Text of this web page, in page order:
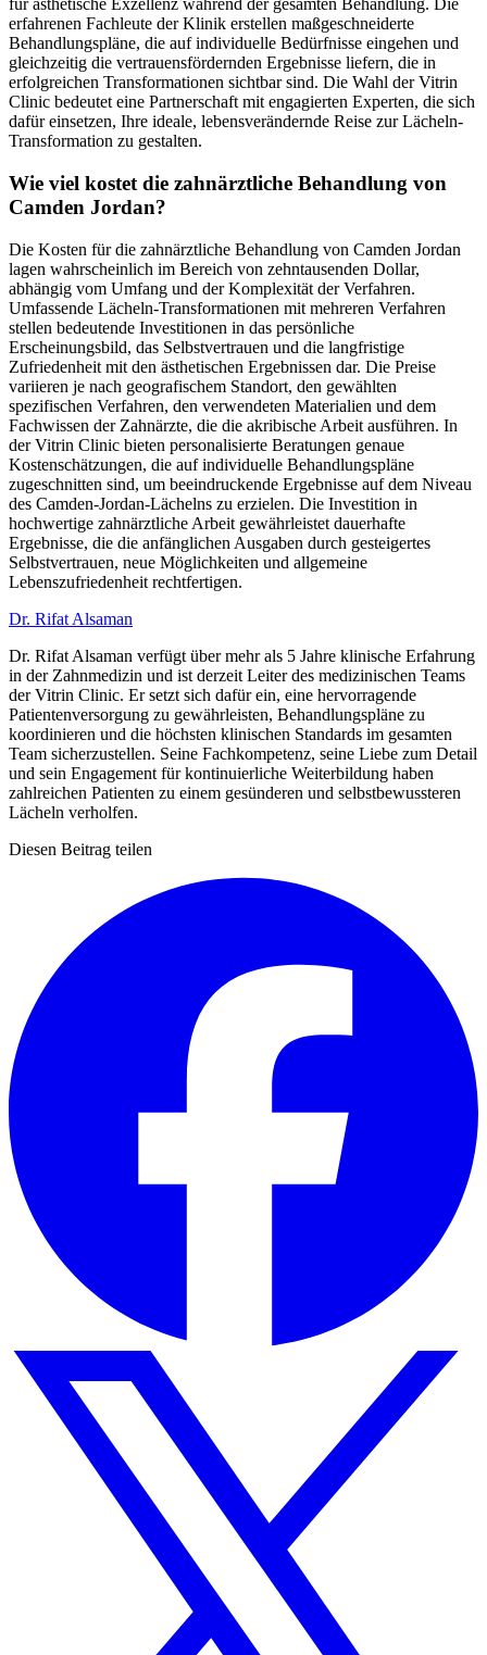
für ästhetische Exzellenz während der gesamten Behandlung. Die
erfahrenen Fachleute der Klinik erstellen maßgeschneiderte
Behandlungspläne, die auf individuelle Bedürfnisse eingehen und
gleichzeitig die vertrauensfördernden Ergebnisse liefern, die in
erfolgreichen Transformationen sichtbar sind. Die Wahl der Vitrin
Clinic bedeutet eine Partnerschaft mit engagierten Experten, die sich
dafür einsetzen, Ihre ideale, lebensverändernde Reise zur Lächeln-
Transformation zu gestalten.
Wie viel kostet die zahnärztliche Behandlung von
Camden Jordan?
Die Kosten für die zahnärztliche Behandlung von Camden Jordan
lagen wahrscheinlich im Bereich von zehntausenden Dollar,
abhängig vom Umfang und der Komplexität der Verfahren.
Umfassende Lächeln-Transformationen mit mehreren Verfahren
stellen bedeutende Investitionen in das persönliche
Erscheinungsbild, das Selbstvertrauen und die langfristige
Zufriedenheit mit den ästhetischen Ergebnissen dar. Die Preise
variieren je nach geografischem Standort, den gewählten
spezifischen Verfahren, den verwendeten Materialien und dem
Fachwissen der Zahnärzte, die die akribische Arbeit ausführen. In
der Vitrin Clinic bieten personalisierte Beratungen genaue
Kostenschätzungen, die auf individuelle Behandlungspläne
zugeschnitten sind, um beeindruckende Ergebnisse auf dem Niveau
des Camden-Jordan-Lächelns zu erzielen. Die Investition in
hochwertige zahnärztliche Arbeit gewährleistet dauerhafte
Ergebnisse, die die anfänglichen Ausgaben durch gesteigertes
Selbstvertrauen, neue Möglichkeiten und allgemeine
Lebenszufriedenheit rechtfertigen.
Dr. Rifat Alsaman
Dr. Rifat Alsaman verfügt über mehr als 5 Jahre klinische Erfahrung
in der Zahnmedizin und ist derzeit Leiter des medizinischen Teams
der Vitrin Clinic. Er setzt sich dafür ein, eine hervorragende
Patientenversorgung zu gewährleisten, Behandlungspläne zu
koordinieren und die höchsten klinischen Standards im gesamten
Team sicherzustellen. Seine Fachkompetenz, seine Liebe zum Detail
und sein Engagement für kontinuierliche Weiterbildung haben
zahlreichen Patienten zu einem gesünderen und selbstbewussteren
Lächeln verholfen.
Diesen Beitrag teilen